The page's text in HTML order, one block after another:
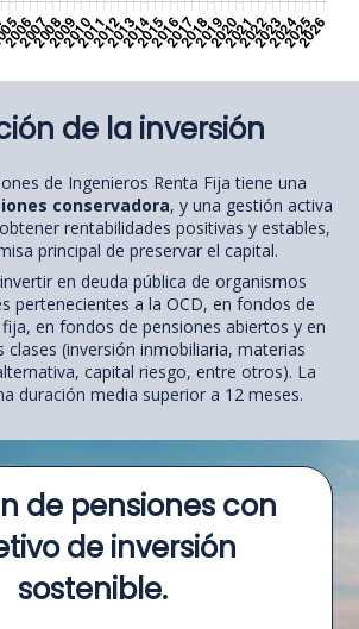
de la inversión
de Ingenieros Renta Fija tiene una
conservadora, y una gestión activa
rentabilidades positivas y estables,
principal de preservar el capital.
en deuda pública de organismos
pertenecientes a la OCD, en fondos de
en fondos de pensiones abiertos y en
clases (inversión inmobiliaria, materias
capital riesgo, entre otros). La
duración media superior a 12 meses.
de pensiones con
de inversión
sostenible.